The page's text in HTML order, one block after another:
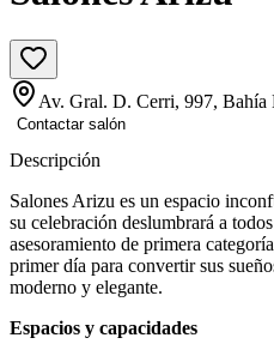
Av. Gral. D. Cerri, 997, Bahía
Contactar salón
Descripción
Salones Arizu es un espacio
su celebración deslumbrará a
asesoramiento de primera
primer día para convertir sus
moderno y elegante.
Espacios y capacidades